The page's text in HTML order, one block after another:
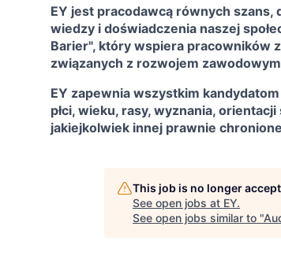
EY jest pracodawcą równych
wiedzy i doświadczenia naszej
Barier", który wspiera pracowników
związanych z rozwojem
EY zapewnia wszystkim
płci, wieku, rasy, wyznania,
jakiejkolwiek innej prawnie
This job is no longer
See open jobs at EY.
See open jobs similar to "